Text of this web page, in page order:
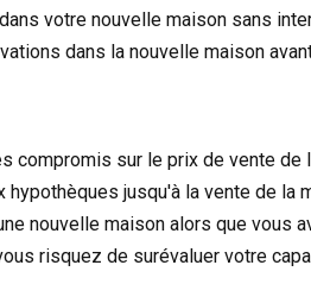
votre nouvelle maison sans
dans la nouvelle maison
compromis sur le prix de vente de
hypothèques jusqu'à la vente de la
nouvelle maison alors que
risquez de surévaluer votre